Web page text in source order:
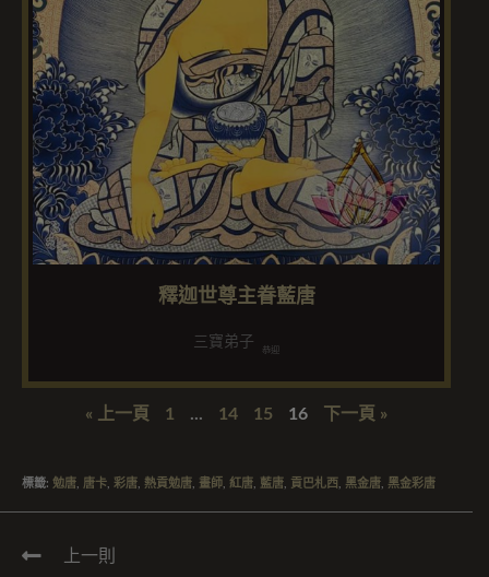
釋迦世尊主眷藍唐
三寶弟子
恭迎
« 上一頁 1 ... 14 15 16 下一頁 »
標籤: 勉唐 唐卡 彩唐 熱貢勉唐 畫師 紅唐 藍唐 貢巴札西 黑金唐 黑金彩唐
上一則